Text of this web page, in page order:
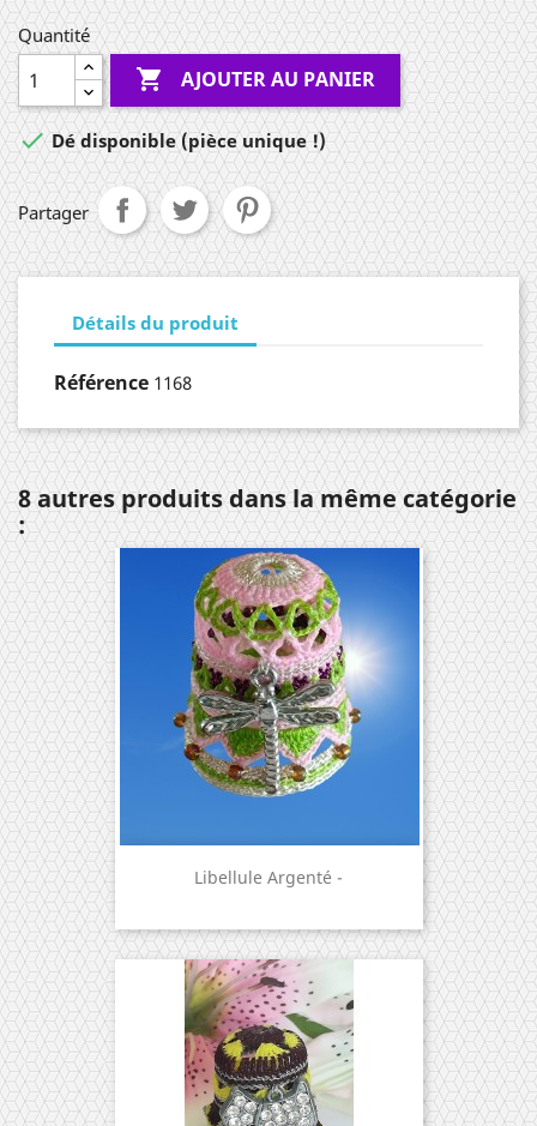
Quantité
 AJOUTER AU PANIER
Dé disponible (pièce unique !)
Partager
Détails du produit
Référence 1168
8 autres produits dans la même catégorie
:
Libellule Argenté -